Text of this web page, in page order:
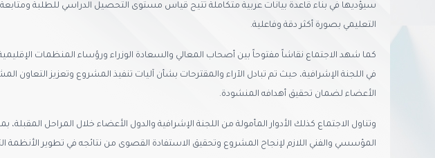
سيؤديها في بناء قاعدة بيانات عربية متكاملة تتيح قياس مستوى التحصيل الدراسي للطلبة
التعليمي بصورة أكثر دقة وفاعلية.
كما شهد الاجتماع نقاشاً مفتوحاً بين أصحاب المعالي والسعادة الوزراء ورؤساء المنظمات الإقليمية
في اللجنة الإشرافية، حيث تم تبادل الآراء والمقترحات بشأن آليات تنفيذ المشروع وتعزيز التعاون
الأعضاء لضمان تحقيق أهدافه المنشودة.
وتناول الاجتماع كذلك الأدوار المأمولة من اللجنة الإشرافية والدول الأعضاء خلال المراحل المقبلة،
المؤسسي والفني اللازم لإنجاح المشروع وتحقيق الاستفادة القصوى من نتائجه في تطوير الأنظمة